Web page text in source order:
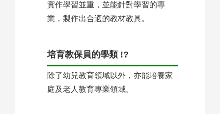
實作學習並重，並能針對學習的專
業，製作出合適的教材教具。
培育教保員的學類 !?
除了幼兒教育領域以外，亦能培養家
庭及老人教育專業領域。